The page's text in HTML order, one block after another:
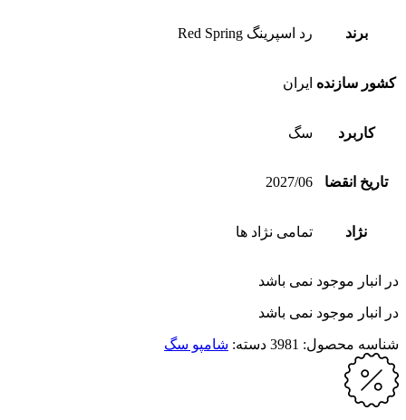
برند رد اسپرینگ Red Spring
کشور سازنده ایران
کاربرد سگ
تاریخ انقضا 2027/06
نژاد تمامی نژاد ها
در انبار موجود نمی باشد
در انبار موجود نمی باشد
شناسه محصول: 3981 دسته: شامپو سگ